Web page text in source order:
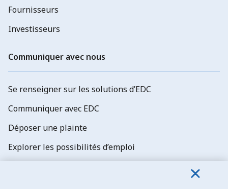
Fournisseurs
Investisseurs
Communiquer avec nous
Se renseigner sur les solutions d’EDC
Communiquer avec EDC
Déposer une plainte
Explorer les possibilités d’emploi